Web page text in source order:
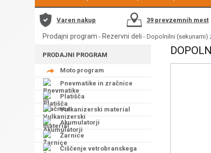
Varen nakup 39 prevzemnih mest
Prodajni program - Rezervni deli - Dopolnilni (sekunarni)
PRODAJNI PROGRAM
Moto program
Pnevmatike in zračnice
Platišča
Vulkanizerski material
Akumulatorji
Žarnice
Čiščenje vetrobranskega